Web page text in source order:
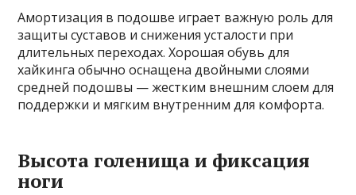
Амортизация в подошве играет важную роль для
защиты суставов и снижения усталости при
длительных переходах. Хорошая обувь для
хайкинга обычно оснащена двойными слоями
средней подошвы — жестким внешним слоем для
поддержки и мягким внутренним для комфорта.
Высота голенища и фиксация
ноги